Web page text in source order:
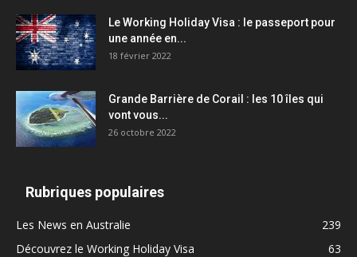
Le Working Holiday Visa : le passeport pour
une année en...
18 février 2022
Grande Barrière de Corail : les 10 îles qui
vont vous...
26 octobre 2022
Rubriques populaires
Les News en Australie
239
Découvrez le Working Holiday Visa
63